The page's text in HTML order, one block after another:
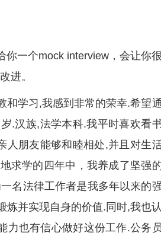
你一个mock interview，会让你很
进。
和学习,我感到非常的荣幸.希望通
.汉族,法学本科.我平时喜欢看
人朋友能够和睦相处,并且对生
求学的四年中，我养成了坚强
名法律工作者是我多年以来的
炼并实现自身的价值.同时,我也认
力也有信心做好这份工作.公务员